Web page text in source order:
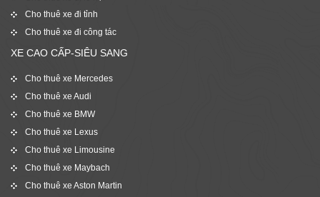
Cho thuê xe đi tỉnh
Cho thuê xe đi công tác
XE CAO CẤP-SIÊU SANG
Cho thuê xe Mercedes
Cho thuê xe Audi
Cho thuê xe BMW
Cho thuê xe Lexus
Cho thuê xe Limousine
Cho thuê xe Maybach
Cho thuê xe Aston Martin